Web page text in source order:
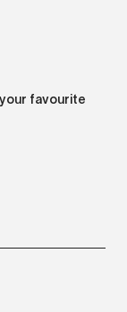
favourite